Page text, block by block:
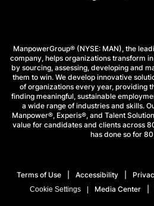
ManpowerGroup® (NYSE: MAN), the
company, helps organizations transform
by sourcing, assessing, developing and
them to win. We develop innovative
of organizations every year, providing
finding meaningful, sustainable
a wide range of industries and skills.
Manpower®, Experis®, and Talent
value for candidates and clients across
has done so for
Terms of Use Accessibility
Cookie Settings Media Center